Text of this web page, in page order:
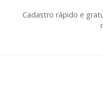
Cadastro rápido e